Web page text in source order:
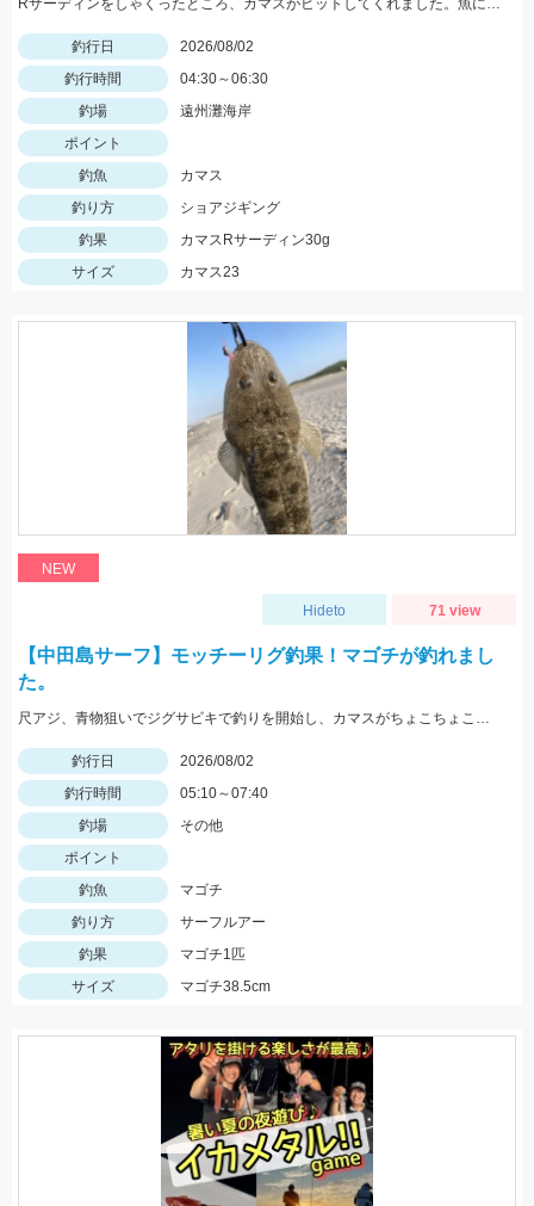
Rサーディンをしゃくったところ、カマスがヒットしてくれました。魚に感謝です。 新色のマイスターブルーカラーで釣れ嬉しい1匹です。
釣行日
2026/08/02
釣行時間
04:30～06:30
釣場
遠州灘海岸
ポイント
釣魚
カマス
釣り方
ショアジギング
釣果
カマスRサーディン30g
サイズ
カマス23
NEW
Hideto 71 view
【中田島サーフ】モッチーリグ釣果！マゴチが釣れまし
た。
尺アジ、青物狙いでジグサビキで釣りを開始し、カマスがちょこちょこ釣れるものの、狙いの魚は釣れず…。そこで先週、スズキ、イシモチを釣ることができたモッチーリグをセット！スパテラを使ってシャクりながら誘っていると、ゴンっと強い当たりがあり、なかなか歯ごたえのある引きを楽しみながら慎重に引き上げると、正体はマゴチでした。人生初マゴチの喜びと、モッチーリグで釣れたことの驚きでとても充実した釣行でした。絡まないし、ちゃんと釣れるし、モッチーリグに心から感謝しています( ´ ▽ ` )ﾉ
釣行日
2026/08/02
釣行時間
05:10～07:40
釣場
その他
ポイント
釣魚
マゴチ
釣り方
サーフルアー
釣果
マゴチ1匹
サイズ
マゴチ38.5cm